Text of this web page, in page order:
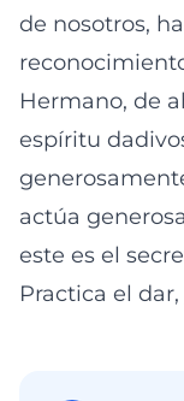
de nosotros,
Hermano, de
espíritu
actúa
este es el
Practica el